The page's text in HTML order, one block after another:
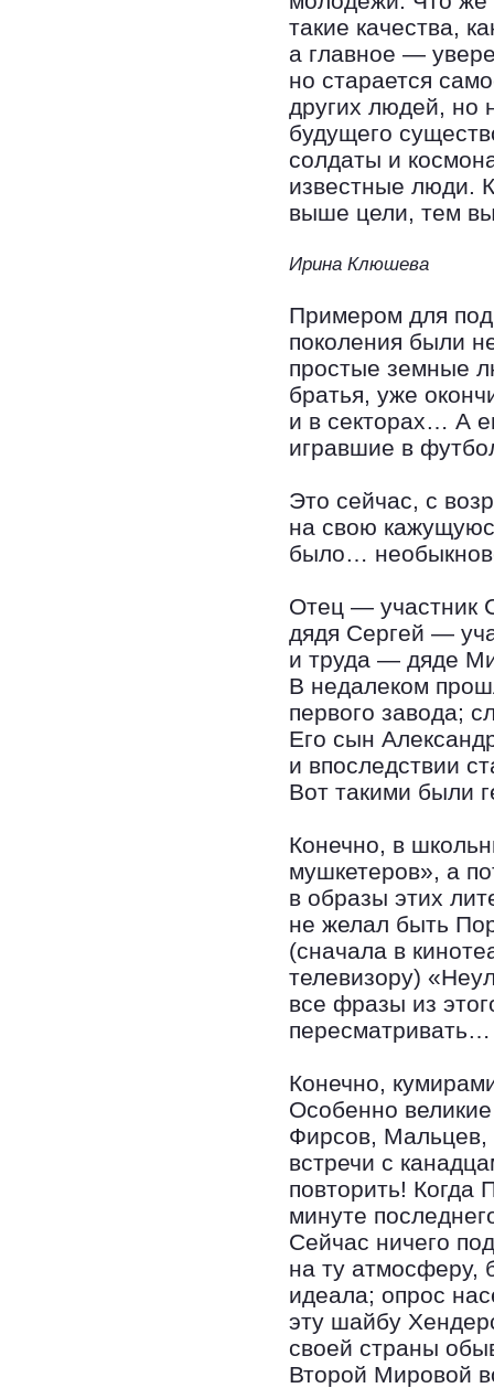
такие качества,
а главное —
но старается
других людей, но
будущего
солдаты и
известные люди.
выше цели, тем
Ирина Клюшева
Примером для
поколения были
простые земные
братья, уже
и в секторах… А
игравшие в
Это сейчас, с
на свою
было…
Отец — участник
дядя Сергей —
и труда — дяде
В недалеком
первого завода;
Его сын
и впоследствии
Вот такими были
Конечно, в
мушкетеров», а
в образы этих
не желал быть
(сначала в
телевизору)
все фразы из
пересматривать…
Конечно,
Особенно
Фирсов,
встречи с
повторить! Когда
минуте
Сейчас ничего
на ту атмосферу,
идеала; опрос
эту шайбу
своей страны
Второй Мировой